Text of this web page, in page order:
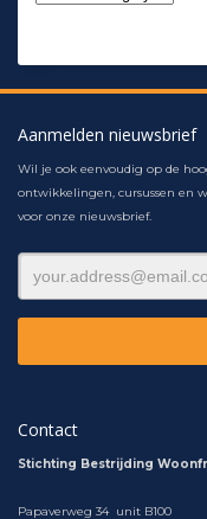
Aanmelden nieuwsbrief
Wil je ook eenvoudig op de
ontwikkelingen, cursussen en
voor onze nieuwsbrief.
Contact
Stichting Bestrijding
Papaverweg 34 unit B100